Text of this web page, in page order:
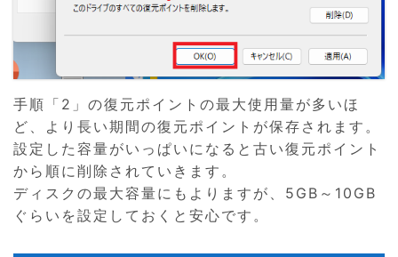
手順「2」の復元ポイントの最大使用量が多いほ
ど、より長い期間の復元ポイントが保存されます。
設定した容量がいっぱいになると古い復元ポイント
から順に削除されていきます。
ディスクの最大容量にもよりますが、5GB～10GB
ぐらいを設定しておくと安心です。